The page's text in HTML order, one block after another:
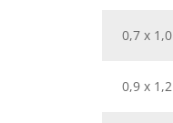
0,7 x 1,0
0,9 x 1,2